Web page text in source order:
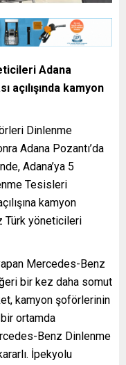
Adana
açılışında kamyon
Dinlenme
Adana Pozantı’da
Adana’ya 5
Tesisleri
kamyon
yöneticileri
Mercedes-Benz
bir kez daha somut
kamyon şoförlerinin
ortamda
Benz Dinlenme
İpekyolu